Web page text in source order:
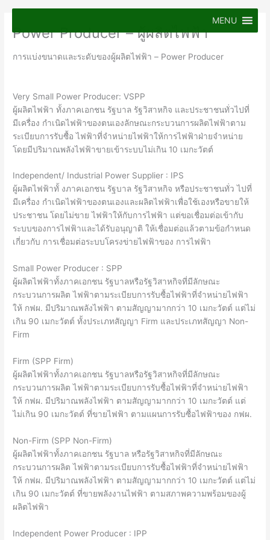
content
MENU
Power Producer – ผู้ผลิตไฟฟ้า
การแบ่งขนาดและระดับของผู้ผลิตไฟฟ้า – Power Producer
Very Small Power Producer: VSPP
ผู้ผลิตไฟฟ้า ทั้งภาคเอกชน รัฐบาล รัฐวิสาหกิจ และประชาชนทั่วไปที่
มีเครื่อง กําเนิดไฟฟ้าของตนเองลักษณะกระบวนการผลิตไฟฟ้าตาม
ระเบียบการรับซื้อ ไฟฟ้าที่จําหน่ายไฟฟ้าให้การไฟฟ้าฝ่ายจําหน่าย
โดยมีปริมาณพลังไฟฟ้าขายเข้าระบบไม่เกิน 10 เมกะวัตต์
Independent/ Industrial Power Supplier : IPS
ผู้ผลิตไฟฟ้าทั้ งภาคเอกชน รัฐบาล รัฐวิสาหกิจ หรือประชาชนทั่ว ไปที่
มีเครื่อง กําเนิดไฟฟ้าของตนเองและผลิตไฟฟ้าเพื่อใช้เองหรือขายให้
ประชาชน โดยไม่ขาย ไฟฟ้าให้กับการไฟฟ้า แต่ขอเชื่อมต่อเข้ากับ
ระบบของการไฟฟ้าและได้รับอนุญาติ ให้เชื่อมต่อแล้วตามข้อกําหนด
เกี่ยวกับ การเชื่อมต่อระบบโครงข่ายไฟฟ้าของ การไฟฟ้า
Small Power Producer : SPP
ผู้ผลิตไฟฟ้าทั้งภาคเอกชน รัฐบาลหรือรัฐวิสาหกิจที่มีลักษณะ
กระบวนการผลิต ไฟฟ้าตามระเบียบการรับซื้อไฟฟ้าที่จําหน่ายไฟฟ้า
ให้ กฟผ. มีปริมาณพลังไฟฟ้า ตามสัญญามากกว่า 10 เมกะวัตต์ แต่ไม่
เกิน 90 เมกะวัตต์ ทั้งประเภทสัญญา Firm และประเภทสัญญา Non-
Firm
Firm (SPP Firm)
ผู้ผลิตไฟฟ้าทั้งภาคเอกชน รัฐบาลหรือรัฐวิสาหกิจที่มีลักษณะ
กระบวนการผลิต ไฟฟ้าตามระเบียบการรับซื้อไฟฟ้าที่จําหน่ายไฟฟ้า
ให้ กฟผ. มีปริมาณพลังไฟฟ้า ตามสัญญามากกว่า 10 เมกะวัตต์ แต่
ไม่เกิน 90 เมกะวัตต์ ที่ขายไฟฟ้า ตามแผนการรับซื้อไฟฟ้าของ กฟผ.
Non-Firm (SPP Non-Firm)
ผู้ผลิตไฟฟ้าทั้งภาคเอกชน รัฐบาล หรือรัฐวิสาหกิจที่มีลักษณะ
กระบวนการผลิต ไฟฟ้าตามระเบียบการรับซื้อไฟฟ้าที่จําหน่ายไฟฟ้า
ให้ กฟผ. มีปริมาณพลังไฟฟ้า ตามสัญญามากกว่า 10 เมกะวัตต์ แต่ไม่
เกิน 90 เมกะวัตต์ ที่ขายพลังงานไฟฟ้า ตามสภาพความพร้อมของผู้
ผลิตไฟฟ้า
Independent Power Producer : IPP